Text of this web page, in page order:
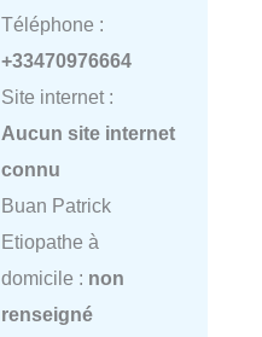
Téléphone :
+33470976664
Site internet :
Aucun site internet
connu
Buan Patrick
Etiopathe à
domicile : non
renseigné